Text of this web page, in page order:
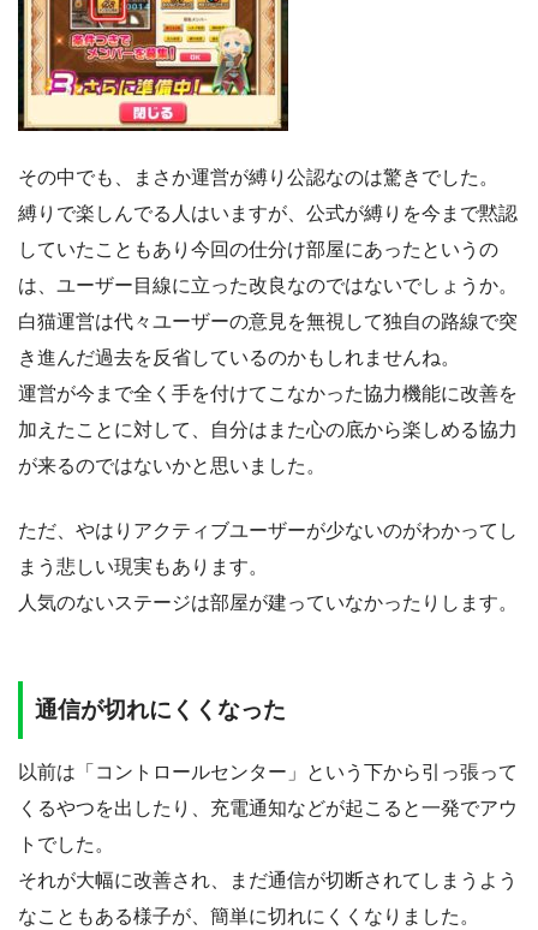
その中でも、まさか運営が縛り公認なのは驚きでした。
縛りで楽しんでる人はいますが、公式が縛りを今まで黙認
していたこともあり今回の仕分け部屋にあったというの
は、ユーザー目線に立った改良なのではないでしょうか。
白猫運営は代々ユーザーの意見を無視して独自の路線で突
き進んだ過去を反省しているのかもしれませんね。
運営が今まで全く手を付けてこなかった協力機能に改善を
加えたことに対して、自分はまた心の底から楽しめる協力
が来るのではないかと思いました。
ただ、やはりアクティブユーザーが少ないのがわかってし
まう悲しい現実もあります。
人気のないステージは部屋が建っていなかったりします。
通信が切れにくくなった
以前は「コントロールセンター」という下から引っ張って
くるやつを出したり、充電通知などが起こると一発でアウ
トでした。
それが大幅に改善され、まだ通信が切断されてしまうよう
なこともある様子が、簡単に切れにくくなりました。